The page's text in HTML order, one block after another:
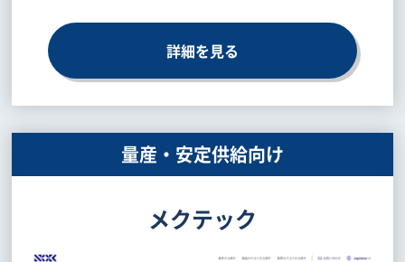
詳細を見る
量産・安定供給向け
メクテック